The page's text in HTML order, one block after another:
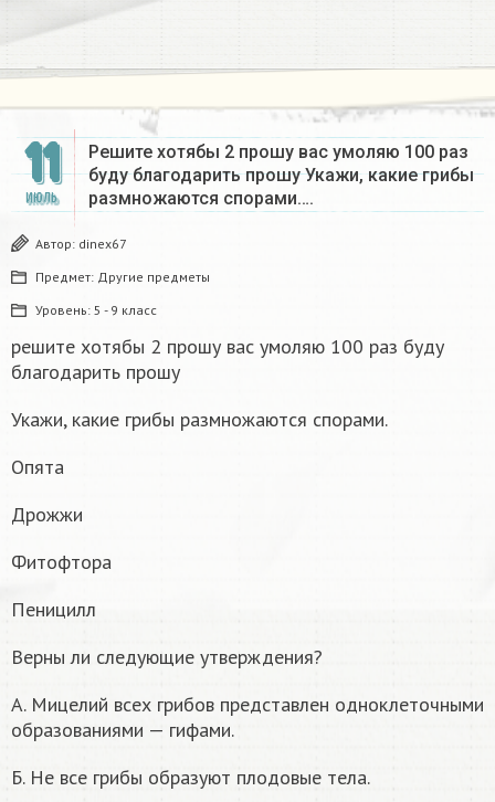
11
ИЮЛЬ
Решите хотябы 2 прошу вас умоляю 100 раз
буду благодарить прошу Укажи, какие грибы
размножаются спорами….
Автор: dinex67
Предмет: Другие предметы
Уровень: 5 - 9 класс
решите хотябы 2 прошу вас умоляю 100 раз буду
благодарить прошу
Укажи, какие грибы размножаются спорами.
Опята
Дрожжи
Фитофтора
Пеницилл
Верны ли следующие утверждения?
А. Мицелий всех грибов представлен одноклеточными
образованиями — гифами.
Б. Не все грибы образуют плодовые тела.